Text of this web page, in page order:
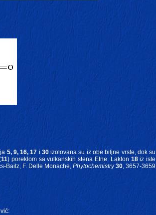
5, 9, 16, 17i 30izolovana su iz obe biljne vrste, dok su
11) poreklom sa vulkanskih stena Etne. Lakton 18iz iste
Baitz, F. Delle Monache, Phytochemistry 30, 3657-3659